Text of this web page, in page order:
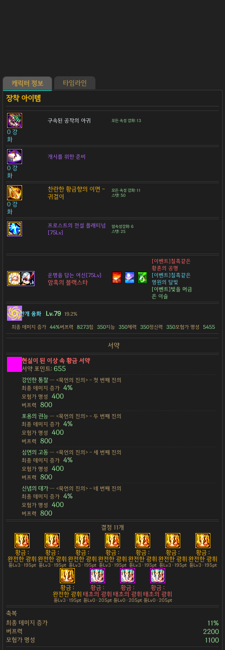
캐릭터 정보 타임라인
구속된 공작의 아귀 모든 속성 강화: 13
0 강
화
개시를 위한 준비
0 강
화
찬란한 황금향의 이면 -
귀걸이
모든 속성 강화: 11
스탯: 50
0 강
화
프로스트의 전설 플래티넘
[75Lv]
암속성강화: 6
스탯: 25
운명을 담는 여신[75Lv]
암흑의 블랙스타
[이벤트]칠흑같은
황혼의 공명
[이벤트]칠흑같은
영원의 달빛
[이벤트]빛을 머금
은 이슬
안개 융화 Lv.79 19.2%
최종 데미지 증가 44%버프력 8273힘 350지능 350체력 350정신력 350모험가 명성 5455
서약
현실이 된 이상 속 황금 서약
서약 포인트:655
강인한 통찰— <묵언의 진의> - 첫 번째 진의
최종 데미지 증가 4%
모험가 명성 400
버프력 800
포용의 권능— <묵언의 진의> - 두 번째 진의
최종 데미지 증가 4%
모험가 명성 400
버프력 800
심연의 고동— <묵언의 진의> - 세 번째 진의
최종 데미지 증가 4%
모험가 명성 400
버프력 800
신념의 대가— <묵언의 진의> - 네 번째 진의
최종 데미지 증가 4%
모험가 명성 400
버프력 800
결정 11개
황금 :
완전한 광휘
튠Lv3 · 195pt
황금 :
완전한 광휘
튠Lv3 · 195pt
황금 :
완전한 광휘
튠Lv3 · 195pt
황금 :
완전한 광휘
튠Lv3 · 195pt
황금 :
완전한 광휘
튠Lv3 · 195pt
황금 :
완전한 광휘
튠Lv3 · 195pt
황금 :
완전한 광휘
튠Lv3 · 195pt
황금 :
완전한 광휘
튠Lv3 · 195pt
황금 :
태초의 광휘
튠Lv0 · 205pt
황금 :
태초의 광휘
튠Lv0 · 205pt
황금 :
태초의 광휘
튠Lv0 · 205pt
축복
최종 데미지 증가
11%
버프력 2200
모험가 명성 1100